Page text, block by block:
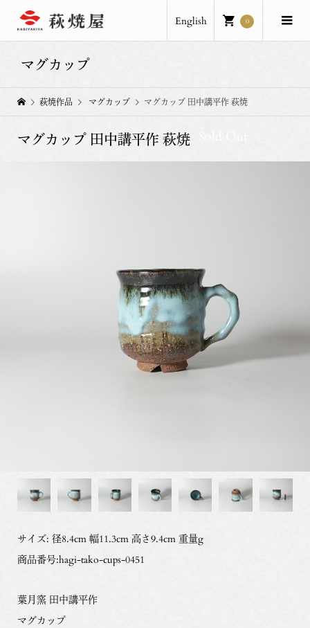
English 0
マグカップ
萩焼作品 マグカップ マグカップ 田中講平作 萩焼
マグカップ 田中講平作 萩焼
サイズ: 径8.4cm 幅11.3cm 高さ9.4cm 重量g
商品番号:hagi-tako-cups-0451
葉月窯 田中講平作
マグカップ